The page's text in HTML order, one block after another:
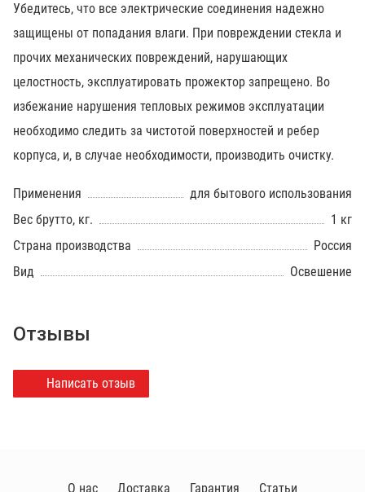
Убедитесь, что все электрические соединения надежно
защищены от попадания влаги. При повреждении стекла и
прочих механических повреждений, нарушающих
целостность, эксплуатировать прожектор запрещено. Во
избежание нарушения тепловых режимов эксплуатации
необходимо следить за чистотой поверхностей и ребер
корпуса, и, в случае необходимости, производить очистку.
Применения
для бытового использования
Вес брутто, кг.
1 кг
Страна производства
Россия
Вид
Освешение
Отзывы
Написать отзыв
О нас Доставка Гарантия Статьи